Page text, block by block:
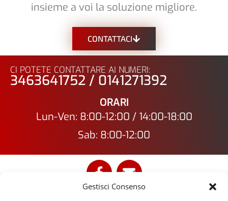
Gestisci Consenso
insieme a voi la soluzione migliore.
CONTATTACI
CI POTETE CONTATTARE AI NUMERI:
3463641752 / 0141271392
ORARI
Lun-Ven: 8:00-12:00 / 14:00-18:00
Sab: 8:00-12:00